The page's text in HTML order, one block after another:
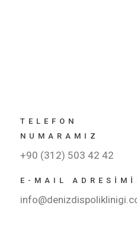
TELEFON
NUMARAMIZ
+90 (312) 503 42 42
E-MAIL